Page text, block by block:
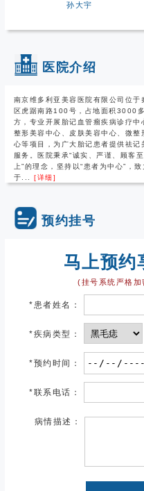
孙大宇
医院介绍
南京维多利亚美容医院有限公司位于
区虎踞南路100号，占地面积3000
方，专业开展胎记血管瘤疾病诊疗中
整形美容中心、皮肤美容中心、微整
心等项目，为广大胎记患者提供祛记
服务。医院秉承“诚实、严谨、顾客至
上”的理念，坚持以“患者为中心”，致
于...[详细]
预约挂号
马上预约
(挂号系统严格加
*患者姓名：
*疾病类型：
*预约时间：
*联系电话：
病情描述：